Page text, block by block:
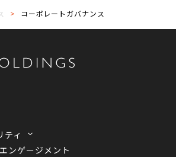
コーポレートガバナンス
ティ
ンゲージメント